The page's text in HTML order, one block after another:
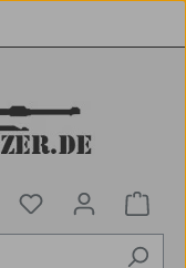
Du hast 0